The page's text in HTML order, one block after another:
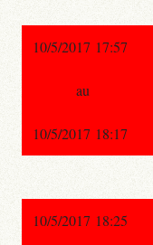
10/5/2017 17:57
au
10/5/2017 18:17
10/5/2017 18:25